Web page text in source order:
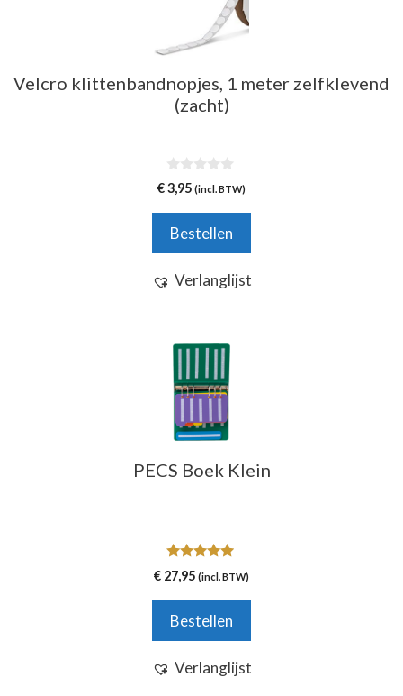
Velcro klittenbandnopjes, 1 meter zelfklevend
(zacht)
0
v
5
€3,95 (incl. BTW)
Bestellen
Verlanglijst
PECS Boek Klein
4.80
van 5
€ 27,95 (incl. BTW)
Bestellen
Verlanglijst